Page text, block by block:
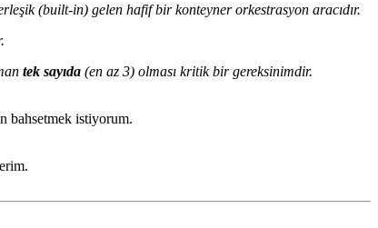
(built-in) gelen hafif bir konteyner orkestrasyon aracıdır.
tek sayıda (en az 3) olması kritik bir gereksinimdir.
bahsetmek istiyorum.